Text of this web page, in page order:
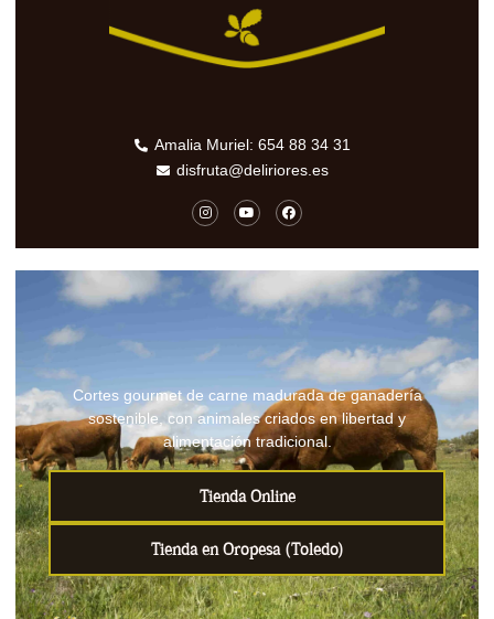
Amalia Muriel: 654 88 34 31
disfruta@deliriores.es
Cortes gourmet de carne madurada de ganadería
sostenible, con animales criados en libertad y
alimentación tradicional.
Tienda Online
Tienda en Oropesa (Toledo)